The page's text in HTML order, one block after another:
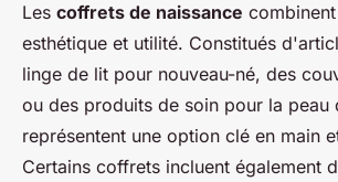
Les coffrets de naissance
esthétique et utilité. Constitués
linge de lit pour nouveau-né, des
ou des produits de soin pour la peau
représentent une option clé en main
Certains coffrets incluent également